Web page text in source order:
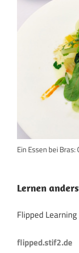
Ein Essen bei
Lernen
Flipped
flipped.stif2.de